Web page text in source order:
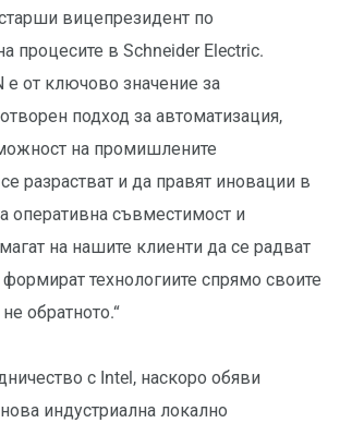
вицепрезидент по
процесите в Schneider Electric.
е от ключово значение за
подход за автоматизация,
на промишлените
разрастват и да правят иновации в
оперативна съвместимост и
на нашите клиенти да се радват
технологиите спрямо своите
обратното.“
с Intel, наскоро обяви
индустриална локално